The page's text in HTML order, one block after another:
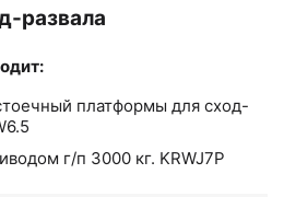
развала
платформы для сход-
г/п 3000 кг. KRWJ7P